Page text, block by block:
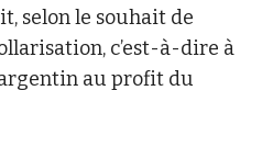
selon le souhait de
c’est-à-dire à
au profit du